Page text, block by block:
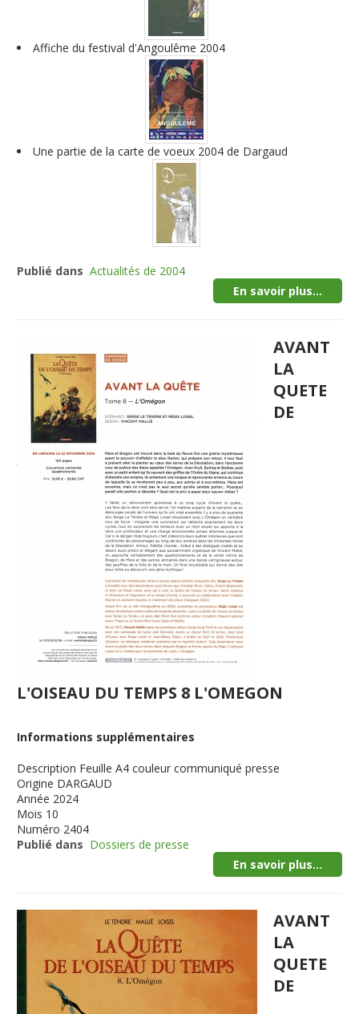
Affiche du festival d'Angoulême 2004
Une partie de la carte de voeux 2004 de Dargaud
Publié dans Actualités de 2004
En savoir plus...
AVANT
LA
QUETE
DE
L'OISEAU DU TEMPS 8 L'OMEGON
Informations supplémentaires
Description Feuille A4 couleur communiqué presse
Origine DARGAUD
Année 2024
Mois 10
Numéro 2404
Publié dans Dossiers de presse
En savoir plus...
AVANT
LA
QUETE
DE